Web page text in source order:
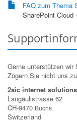
FAQ zum Thema
SharePoint Cloud
Gerne unterstützen wir
Zögern Sie nicht uns
2sic internet
Langäulistrasse 62
CH-9470 Buchs
Switzerland